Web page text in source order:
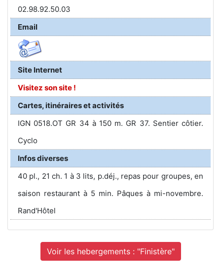
02.98.92.50.03
Email
Site Internet
Visitez son site !
Cartes, itinéraires et activités
IGN 0518.OT GR 34 à 150 m. GR 37. Sentier côtier.
Cyclo
Infos diverses
40 pl., 21 ch. 1 à 3 lits, p.déj., repas pour groupes, en
saison restaurant à 5 min. Pâques à mi-novembre.
Rand'Hôtel
Voir les hebergements : "Finistère"